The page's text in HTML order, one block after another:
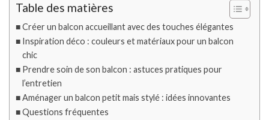
Table des matières
Créer un balcon accueillant avec des touches élégantes
Inspiration déco : couleurs et matériaux pour un balcon
chic
Prendre soin de son balcon : astuces pratiques pour
l’entretien
Aménager un balcon petit mais stylé : idées innovantes
Questions fréquentes